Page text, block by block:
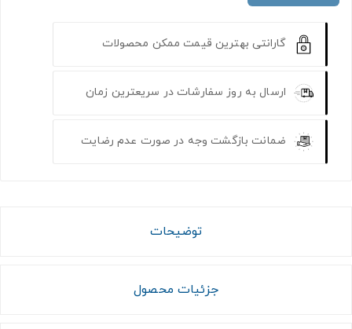
گارانتی بهترین قیمت ممکن محصولات
ارسال به روز سفارشات در سریعترین زمان
ضمانت بازگشت وجه در صورت عدم رضایت
توضیحات
جزئیات محصول